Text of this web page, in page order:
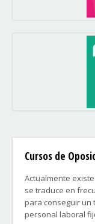
Cursos de
Actualmente
se traduce en
para conseguir un
personal laboral